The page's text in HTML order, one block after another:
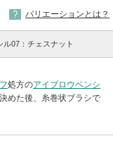
バリエーションとは？
ル07：チェスナット
処方のアイブロウペンシ
めた後、糸巻状ブラシで